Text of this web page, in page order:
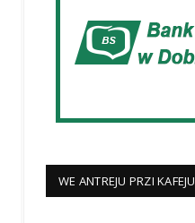
WE ANTREJU PRZI KAFEJU